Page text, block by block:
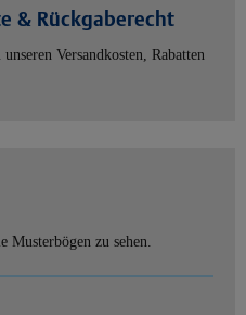
& Rückgaberecht
Versandkosten, Rabatten
Musterbögen zu sehen.